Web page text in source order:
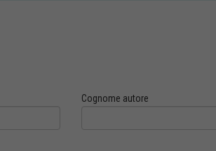
Cognome autore